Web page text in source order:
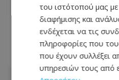
Πώς επηρεάζεται
χρησιμοποιείτε το
φορτίζει
08.08.2026 - 19:00
του ιστότοπού μας
διαφήμισης και
ενδέχεται να τις
πληροφορίες που
που έχουν συλλέξει
υπηρεσιών τους από